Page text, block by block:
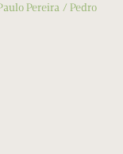
Pereira
Pedro